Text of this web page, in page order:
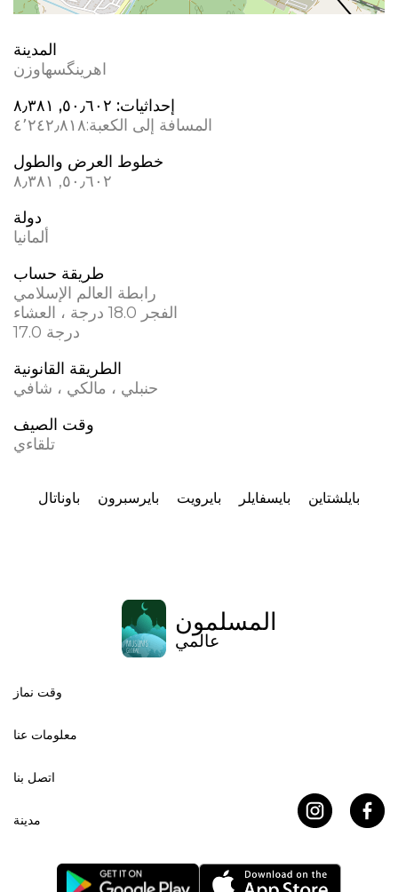
المدينة
اهرینگسهاوزن
إحداثيات: ٥٠٫٦٠٢, ٨٫٣٨١
المسافة إلى الكعبة:٤٬٢٤٢٫٨١٨
خطوط العرض والطول
٥٠٫٦٠٢, ٨٫٣٨١
دولة
ألمانيا
طريقة حساب
رابطة العالم الإسلامي
الفجر 18.0 درجة ، العشاء
17.0 درجة
الطريقة القانونية
حنبلي ، مالكي ، شافي
وقت الصيف
تلقاءي
باوناتال بايرسبرون بايرويت بايسفايلر بايلشتاين
المسلمون
عالمي
وقت نماز
معلومات عنا
اتصل بنا
مدينة